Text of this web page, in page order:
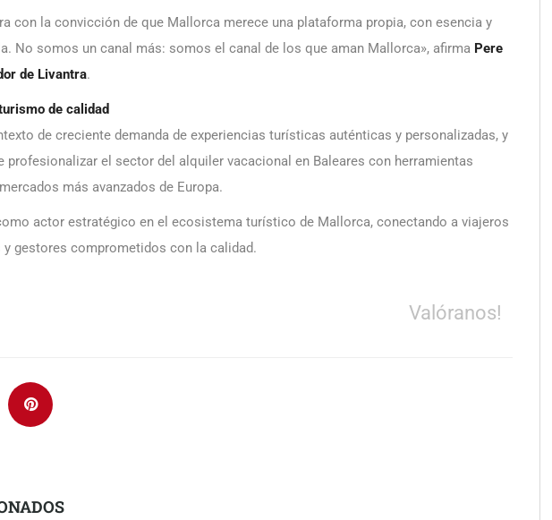
con la convicción de que Mallorca merece una plataforma propia, con esencia y
No somos un canal más: somos el canal de los que aman Mallorca», afirma Pere
de Livantra.
de calidad
de creciente demanda de experiencias turísticas auténticas y personalizadas, y
profesionalizar el sector del alquiler vacacional en Baleares con herramientas
más avanzados de Europa.
actor estratégico en el ecosistema turístico de Mallorca, conectando a viajeros
gestores comprometidos con la calidad.
Valóranos!